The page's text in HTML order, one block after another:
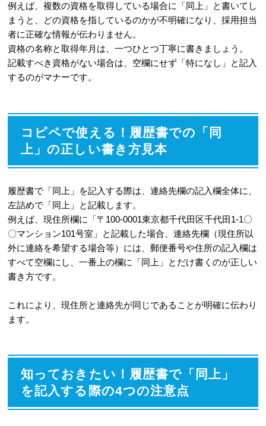
例えば、複数の資格を取得している場合に「同上」と書いてし
まうと、どの資格を指しているのかが不明確になり、採用担当
者に正確な情報が伝わりません。
資格の名称と取得年月は、一つひとつ丁寧に書きましょう。
記載すべき資格がない場合は、空欄にせず「特になし」と記入
するのがマナーです。
コピペで使える！履歴書での「同
上」の正しい書き方見本
履歴書で「同上」を記入する際は、連絡先欄の記入欄全体に、
左詰めで「同上」と記載します。
例えば、現住所欄に「〒100-0001東京都千代田区千代田1-1〇
〇マンション101号室」と記載した場合、連絡先欄（現住所以
外に連絡を希望する場合等）には、郵便番号や住所の記入欄は
すべて空欄にし、一番上の欄に「同上」とだけ書くのが正しい
書き方です。
これにより、現住所と連絡先が同じであることが明確に伝わり
ます。
知っておきたい！履歴書で「同上」
を記入する際の4つの注意点